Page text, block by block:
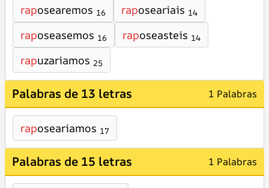
raposearemos 16 raposeariais 14
raposeasemos 16 raposeasteis 14
rapuzariamos 25
Palabras de 13 letras 1 Palabras
raposeariamos 17
Palabras de 15 letras 1 Palabras